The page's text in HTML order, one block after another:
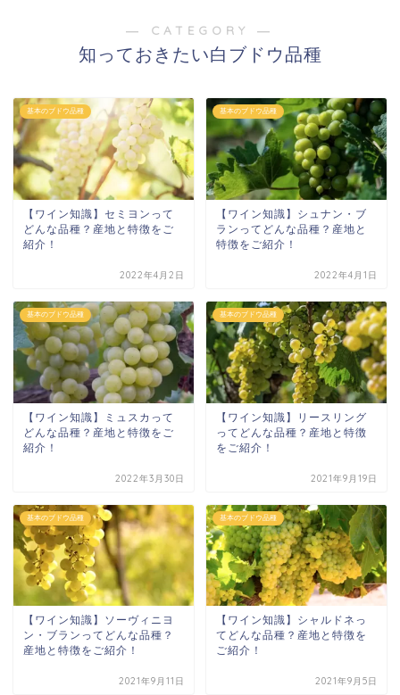
― CATEGORY ―
知っておきたい白ブドウ品種
基本のブドウ品種
【ワイン知識】セミヨンって
どんな品種？産地と特徴をご
紹介！
2022年4月2日
基本のブドウ品種
【ワイン知識】シュナン・ブ
ランってどんな品種？産地と
特徴をご紹介！
2022年4月1日
基本のブドウ品種
【ワイン知識】ミュスカって
どんな品種？産地と特徴をご
紹介！
2022年3月30日
基本のブドウ品種
【ワイン知識】リースリング
ってどんな品種？産地と特徴
をご紹介！
2021年9月19日
基本のブドウ品種
【ワイン知識】ソーヴィニヨ
ン・ブランってどんな品種？
産地と特徴をご紹介！
2021年9月11日
基本のブドウ品種
【ワイン知識】シャルドネっ
てどんな品種？産地と特徴を
ご紹介！
2021年9月5日